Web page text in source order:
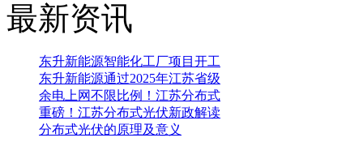
最新资讯
东升新能源智能化工厂项目开工
东升新能源通过2025年江苏省级
余电上网不限比例！江苏分布式
重磅！江苏分布式光伏新政解读
分布式光伏的原理及意义